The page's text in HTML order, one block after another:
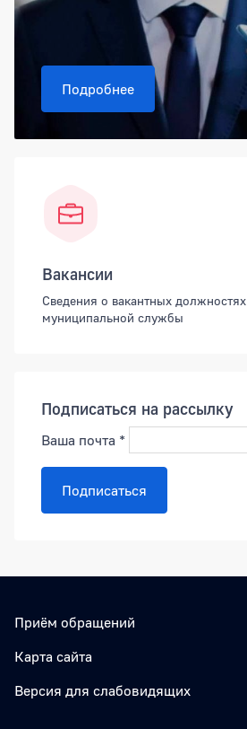
Подробнее
Вакансии
Сведения о вакантных должностях
муниципальной службы
Подписаться на рассылку
Ваша почта *
Подписаться
Приём обращений
Карта сайта
Версия для слабовидящих